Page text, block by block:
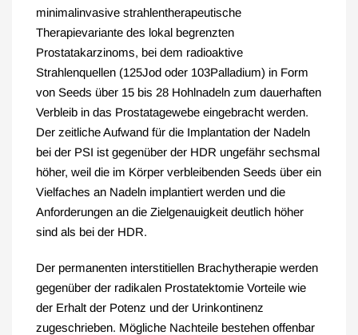
minimalinvasive strahlentherapeutische
Therapievariante des lokal begrenzten
Prostatakarzinoms, bei dem radioaktive
Strahlenquellen (125Jod oder 103Palladium) in Form
von Seeds über 15 bis 28 Hohlnadeln zum dauerhaften
Verbleib in das Prostatagewebe eingebracht werden.
Der zeitliche Aufwand für die Implantation der Nadeln
bei der PSI ist gegenüber der HDR ungefähr sechsmal
höher, weil die im Körper verbleibenden Seeds über ein
Vielfaches an Nadeln implantiert werden und die
Anforderungen an die Zielgenauigkeit deutlich höher
sind als bei der HDR.
Der permanenten interstitiellen Brachytherapie werden
gegenüber der radikalen Prostatektomie Vorteile wie
der Erhalt der Potenz und der Urinkontinenz
zugeschrieben. Mögliche Nachteile bestehen offenbar